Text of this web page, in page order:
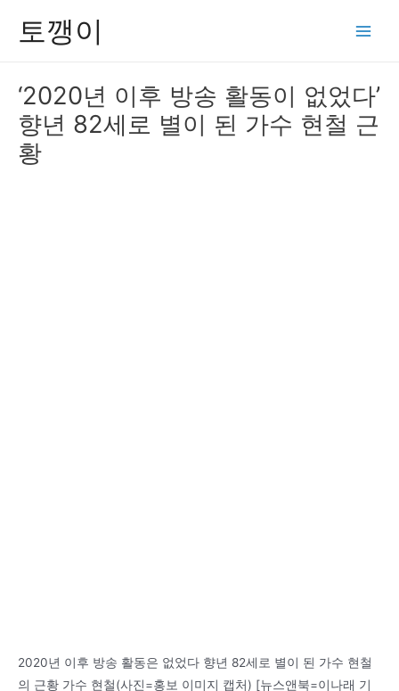
토깽이
‘2020년 이후 방송 활동이 없었다’
향년 82세로 별이 된 가수 현철 근
황
2020년 이후 방송 활동은 없었다 향년 82세로 별이 된 가수 현철
의 근황 가수 현철(사진=홍보 이미지 캡처) [뉴스앤북=이나래 기